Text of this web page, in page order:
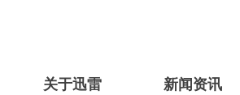
关于迅雷 新闻资讯